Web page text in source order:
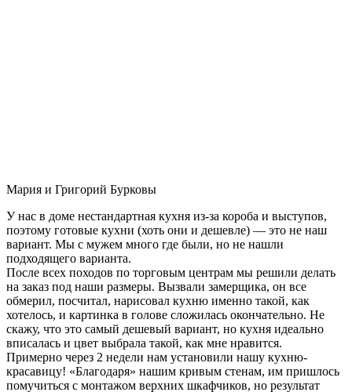
Мария и Григорий Бурковы
У нас в доме нестандартная кухня из-за короба и выступов,
поэтому готовые кухни (хоть они и дешевле) — это не наш
вариант. Мы с мужем много где были, но не нашли
подходящего варианта.
После всех походов по торговым центрам мы решили делать
на заказ под наши размеры. Вызвали замерщика, он все
обмерил, посчитал, нарисовал кухню именно такой, как
хотелось, и картинка в голове сложилась окончательно. Не
скажу, что это самый дешевый вариант, но кухня идеально
вписалась и цвет выбрала такой, как мне нравится.
Примерно через 2 недели нам установили нашу кухню-
красавицу! «Благодаря» нашим кривым стенам, им пришлось
помучиться с монтажом верхних шкафчиков, но результат